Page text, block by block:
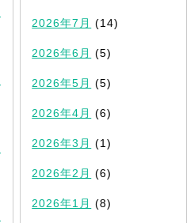
2026年7月 (14)
2026年6月 (5)
2026年5月 (5)
2026年4月 (6)
2026年3月 (1)
2026年2月 (6)
2026年1月 (8)